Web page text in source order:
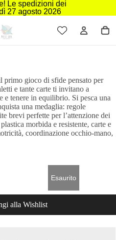
Le spedizioni dei
27 agosto 2026
primo gioco di sfide pensato per
e tante carte ti invitano a
e tenere in equilibrio. Si pesca una
una medaglia: regole
brevi perfette per l’attenzione dei
morbida e resistente, carte e
coordinazione occhio‑mano,
Esaurito
alla Wishlist